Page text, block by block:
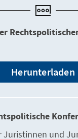
Herunterladen
Juristinnen und